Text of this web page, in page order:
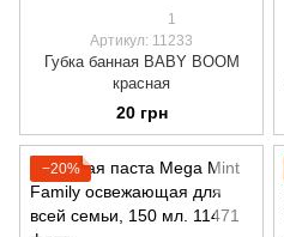
1
Артикул: 11233
Губка банная BABY BOOM
красная
20 грн
−20%